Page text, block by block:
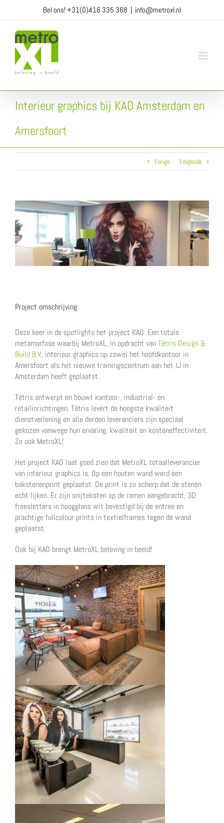
Bel ons!+31(0)416 335 368 | info@metroxl.nl
Interieur graphics bij KAO Amsterdam en
Amersfoort
Vorige Volgende
View
Larger
Image
Project omschrijving
Deze keer in de spotlights het project KAO. Een totale
metamorfose waarbij MetroXL, in opdracht vanTétris Design &
Build B.V., interieur graphics op zowel het hoofdkantoor in
Amersfoort als het nieuwe trainingscentrum aan het IJ in
Amsterdam heeft geplaatst.
Tétris ontwerpt en bouwt kantoor-, industrial- en
retailinrichtingen. Tétris levert de hoogste kwaliteit
dienstverlening en alle derden leveranciers zijn speciaal
gekozen vanwege hun ervaring, kwaliteit en kosteneffectiviteit.
Zo ook MetroXL!
Het project KAO laat goed zien dat MetroXL totaalleverancier
van interieur graphics is. Op een houten wand werd een
bakstenenprint geplaatst. De print is zo scherp dat de stenen
echt lijken. Er zijn snijteksten op de ramen aangebracht, 3D
freesletters in hoogglans wit bevestigd bij de entree en
prachtige fullcolour prints in textielframes tegen de wand
geplaatst.
Ook bij KAO brengt MetroXL beleving in beeld!